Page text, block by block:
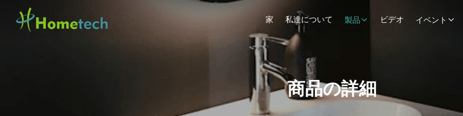
家 私達について 製品 ビデオ イベント
商品の詳細